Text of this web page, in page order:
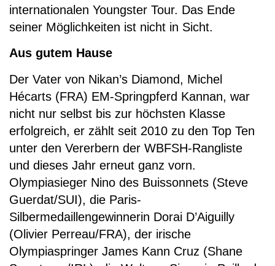
internationalen Youngster Tour. Das Ende
seiner Möglichkeiten ist nicht in Sicht.
Aus gutem Hause
Der Vater von Nikan’s Diamond, Michel
Hécarts (FRA) EM-Springpferd Kannan, war
nicht nur selbst bis zur höchsten Klasse
erfolgreich, er zählt seit 2010 zu den Top Ten
unter den Vererbern der WBFSH-Rangliste
und dieses Jahr erneut ganz vorn.
Olympiasieger Nino des Buissonnets (Steve
Guerdat/SUI), die Paris-
Silbermedaillengewinnerin Dorai D’Aiguilly
(Olivier Perreau/FRA), der irische
Olympiaspringer James Kann Cruz (Shane